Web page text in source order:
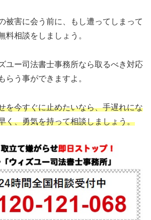
被害に会う前に、もし遭ってしまって
料相談をしましょう。
ユー司法書士事務所なら取るべき対応
らう事ができますよ。
を今すぐに止めたいなら、手遅れにな
く、勇気を持って相談しましょう。